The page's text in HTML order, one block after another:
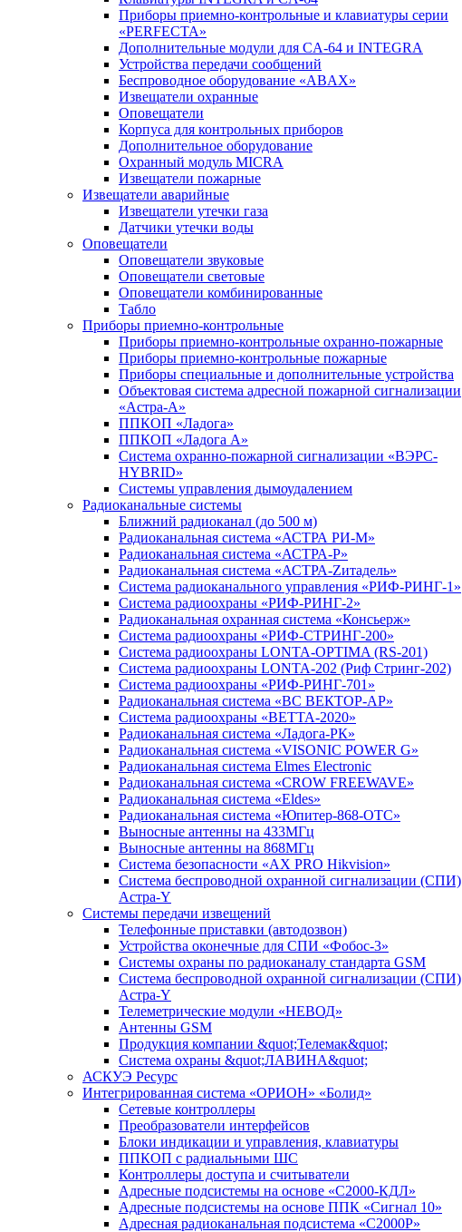
Приборы приемно-контрольные и клавиатуры серии
«PERFECTA»
Дополнительные модули для CA-64 и INTEGRA
Устройства передачи сообщений
Беспроводное оборудование «ABAX»
Извещатели охранные
Оповещатели
Корпуса для контрольных приборов
Дополнительное оборудование
Охранный модуль MICRA
Извещатели пожарные
Извещатели аварийные
Извещатели утечки газа
Датчики утечки воды
Оповещатели
Оповещатели звуковые
Оповещатели световые
Оповещатели комбинированные
Табло
Приборы приемно-контрольные
Приборы приемно-контрольные охранно-пожарные
Приборы приемно-контрольные пожарные
Приборы специальные и дополнительные устройства
Объектовая система адресной пожарной сигнализации
«Астра-А»
ППКОП «Ладога»
ППКОП «Ладога А»
Система охранно-пожарной сигнализации «ВЭРС-
HYBRID»
Системы управления дымоудалением
Радиоканальные системы
Ближний радиоканал (до 500 м)
Радиоканальная система «АСТРА РИ-М»
Радиоканальная система «АСТРА-Р»
Радиоканальная система «АСТРА-Zитадель»
Система радиоканального управления «РИФ-РИНГ-1»
Система радиоохраны «РИФ-РИНГ-2»
Радиоканальная охранная система «Консьерж»
Система радиоохраны «РИФ-СТРИНГ-200»
Система радиоохраны LONTA-OPTIMA (RS-201)
Система радиоохраны LONTA-202 (Риф Стринг-202)
Система радиоохраны «РИФ-РИНГ-701»
Радиоканальная система «ВС ВЕКТОР-АР»
Система радиоохраны «ВЕТТА-2020»
Радиоканальная система «Ладога-РК»
Радиоканальная система «VISONIC POWER G»
Радиоканальная система Elmes Electronic
Радиоканальная система «CROW FREEWAVE»
Радиоканальная система «Eldes»
Радиоканальная система «Юпитер-868-ОТС»
Выносные антенны на 433МГц
Выносные антенны на 868МГц
Система безопасности «AX PRO Hikvision»
Система беспроводной охранной сигнализации (СПИ)
Астра-Y
Системы передачи извещений
Телефонные приставки (автодозвон)
Устройства оконечные для СПИ «Фобос-3»
Системы охраны по радиоканалу стандарта GSM
Система беспроводной охранной сигнализации (СПИ)
Астра-Y
Телеметрические модули «НЕВОД»
Антенны GSM
Продукция компании &quot;Телемак&quot;
Система охраны &quot;ЛАВИНА&quot;
АСКУЭ Ресурс
Интегрированная система «ОРИОН» «Болид»
Сетевые контроллеры
Преобразователи интерфейсов
Блоки индикации и управления, клавиатуры
ППКОП с радиальными ШС
Контроллеры доступа и считыватели
Адресные подсистемы на основе «С2000-КДЛ»
Адресные подсистемы на основе ППК «Сигнал 10»
Адресная радиоканальная подсистема «С2000Р»